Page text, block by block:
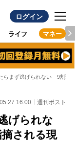
ログイン
ライフ マネー
らまず逃げられない 9割弱
16:00 週刊ポスト
げられな
される現